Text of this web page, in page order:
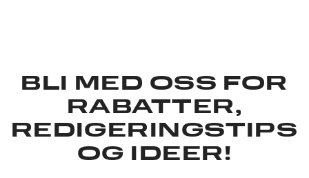
BLI MED OSS ​​FOR
RABATTER,
REDIGERINGSTIPS
OG IDEER!